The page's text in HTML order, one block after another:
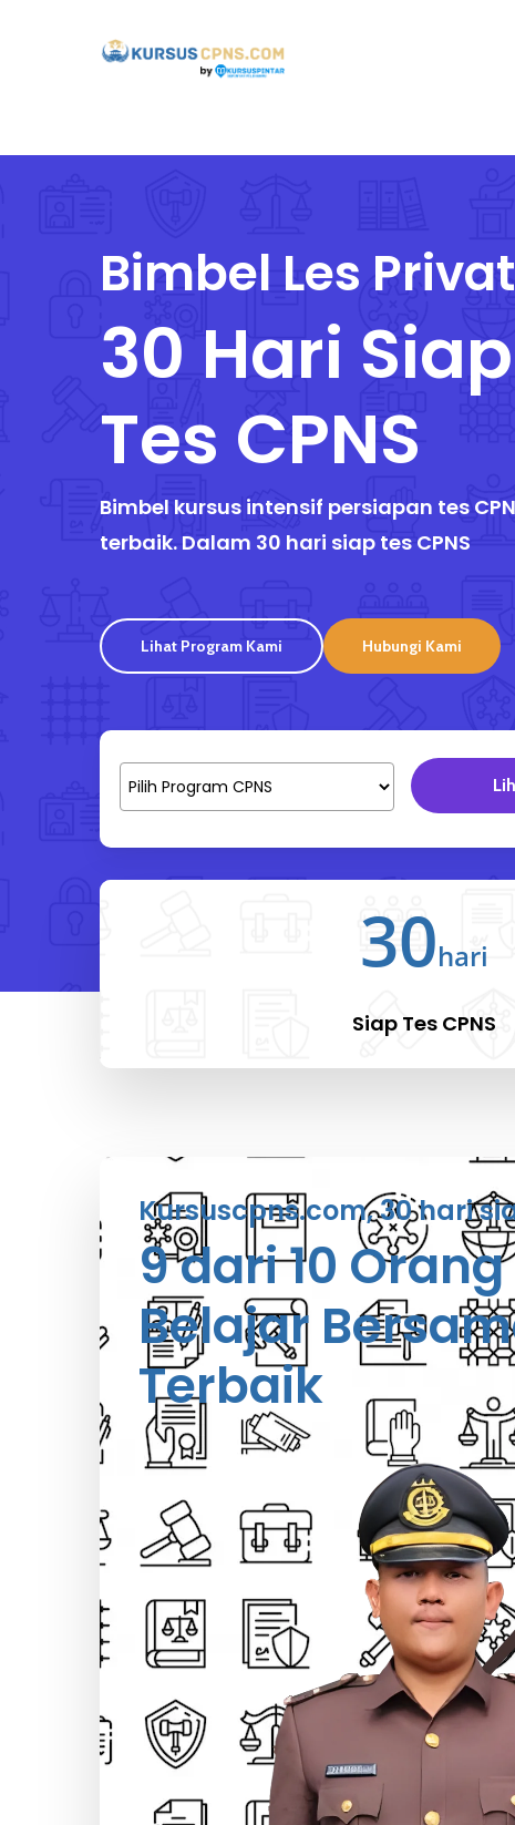
Bimbel Les
30 Hari
Tes CPNS
Bimbel kursus intensif persiapan tes
terbaik. Dalam 30 hari siap tes CPNS
Lihat Program Kami Hubungi Kami
Pilih
Program
30hari
Siap Tes CPNS
Kursuscpns.com, 30 hari
9 dari 10
Belajar
Terbaik